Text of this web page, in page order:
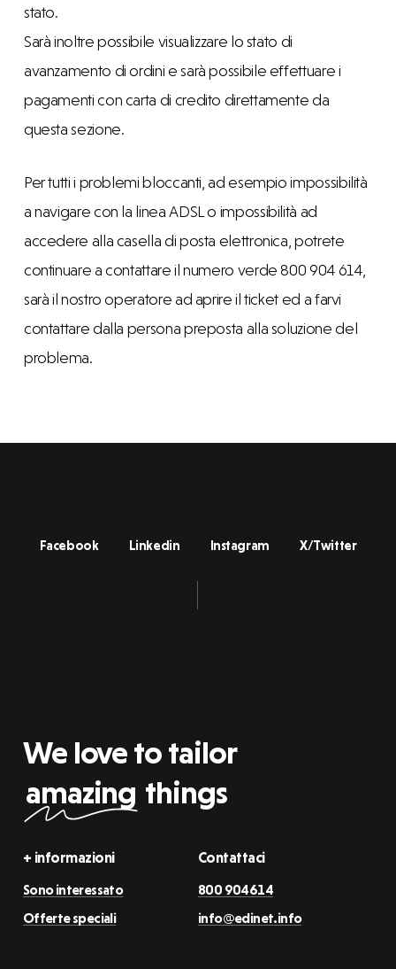
stato.
Sarà inoltre possibile visualizzare lo stato di
avanzamento di ordini e sarà possibile effettuare i
pagamenti con carta di credito direttamente da
questa sezione.
Per tutti i problemi bloccanti, ad esempio impossibilità
a navigare con la linea ADSL o impossibilità ad
accedere alla casella di posta elettronica, potrete
continuare a contattare il numero verde 800 904 614,
sarà il nostro operatore ad aprire il ticket ed a farvi
contattare dalla persona preposta alla soluzione del
problema.
Facebook Linkedin Instagram X/Twitter
We love to tailor
amazing things
+ informazioni
Sono interessato
Offerte speciali
Contattaci
800 904614
info@edinet.info